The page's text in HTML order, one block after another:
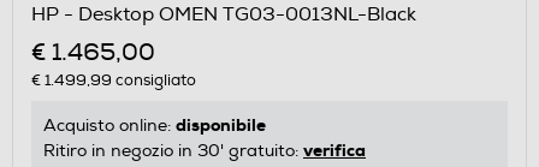
HP - Desktop OMEN TG03-0013NL-Black
€ 1.465,00
€ 1.499,99 consigliato
Acquisto online: disponibile
Ritiro in negozio in 30' gratuito: verifica